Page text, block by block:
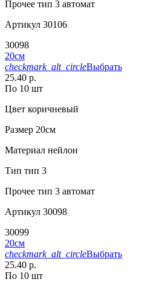
Прочее тип 3 автомат
Артикул 30106
30098
20см
checkmark_alt_circleВыбрать
25.40 р.
По 10 шт
Цвет коричневый
Размер 20см
Материал нейлон
Тип тип 3
Прочее тип 3 автомат
Артикул 30098
30099
20см
checkmark_alt_circleВыбрать
25.40 р.
По 10 шт